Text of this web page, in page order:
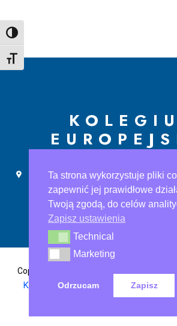
Toggle High Contrast
Toggle Font size
Ślusarska 9, 30-710 Kraków
+48 733 883
Copyright@2024 Kolegium Europejskie
Klauzula informacyjna
, Klauzula
Ta strona wykorzystuje pliki
zapewnić jej prawidłowe
Twoją zgodą, do celów
Zapisz ustawienia
TechnicalTechnical
MarketingMarketing
Odrzucam Zapisz